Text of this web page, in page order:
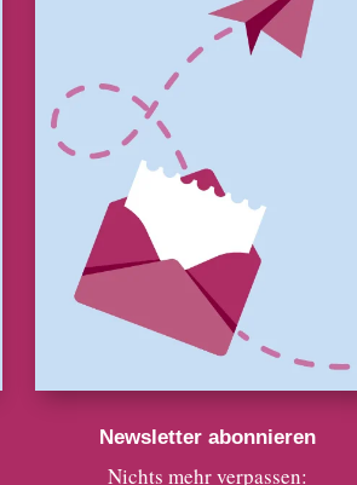
Newsletter abonnieren
Nichts mehr verpassen: